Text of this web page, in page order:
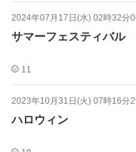
2024年07月17日(水) 02時32分
サマーフェスティバル
11
2023年10月31日(火) 07時16分
ハロウィン